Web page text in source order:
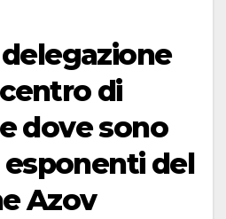
di
dove sono
del
Azov